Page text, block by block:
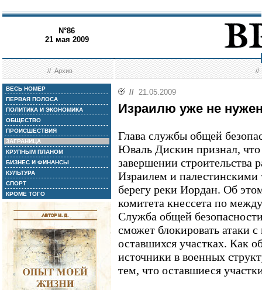
N°86
21 мая 2009
//Архив //
ВЕСЬ НОМЕР
ПЕРВАЯ ПОЛОСА
ПОЛИТИКА И ЭКОНОМИКА
ОБЩЕСТВО
ПРОИСШЕСТВИЯ
ЗАГРАНИЦА
КРУПНЫМ ПЛАНОМ
БИЗНЕС И ФИНАНСЫ
КУЛЬТУРА
СПОРТ
КРОМЕ ТОГО
// 21.05.2009
Израилю уже не
Глава службы общей
Юваль Дискин признал,
завершении строительства
Израилем и
берегу реки Иордан. Об
комитета кнессета по
Служба общей
сможет блокировать атаки
оставшихся участках. Как
источники в военных
тем, что оставшиеся